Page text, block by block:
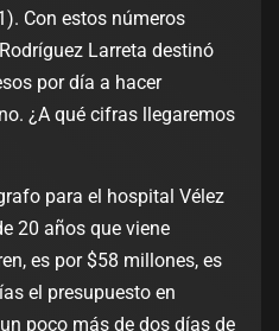
Con estos números
Larreta destinó
por día a hacer
¿A qué cifras llegaremos
para el hospital Vélez
20 años que viene
es por $58 millones, es
el presupuesto en
poco más de dos días de